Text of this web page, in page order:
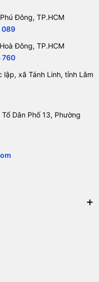
Đông, TP.HCM
089
Đông, TP.HCM
760
xã Tánh Linh, tỉnh Lâm
Dân Phố 13, Phường